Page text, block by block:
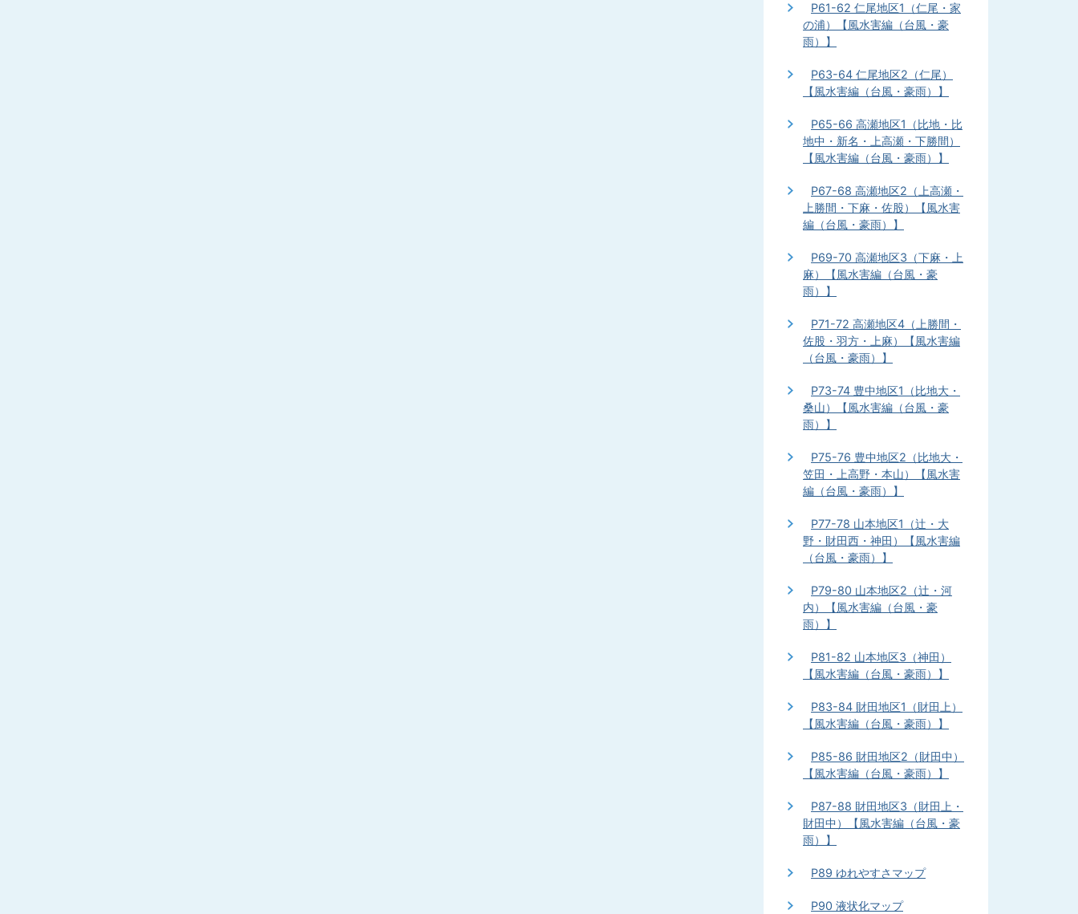
P61-62 仁尾地区1（仁尾・家
の浦）【風水害編（台風・豪
雨）】
P63-64 仁尾地区2（仁尾）
【風水害編（台風・豪雨）】
P65-66 高瀬地区1（比地・比
地中・新名・上高瀬・下勝間）
【風水害編（台風・豪雨）】
P67-68 高瀬地区2（上高瀬・
上勝間・下麻・佐股）【風水害
編（台風・豪雨）】
P69-70 高瀬地区3（下麻・上
麻）【風水害編（台風・豪
雨）】
P71-72 高瀬地区4（上勝間・
佐股・羽方・上麻）【風水害編
（台風・豪雨）】
P73-74 豊中地区1（比地大・
桑山）【風水害編（台風・豪
雨）】
P75-76 豊中地区2（比地大・
笠田・上高野・本山）【風水害
編（台風・豪雨）】
P77-78 山本地区1（辻・大
野・財田西・神田）【風水害編
（台風・豪雨）】
P79-80 山本地区2（辻・河
内）【風水害編（台風・豪
雨）】
P81-82 山本地区3（神田）
【風水害編（台風・豪雨）】
P83-84 財田地区1（財田上）
【風水害編（台風・豪雨）】
P85-86 財田地区2（財田中）
【風水害編（台風・豪雨）】
P87-88 財田地区3（財田上・
財田中）【風水害編（台風・豪
雨）】
P89 ゆれやすさマップ
P90 液状化マップ